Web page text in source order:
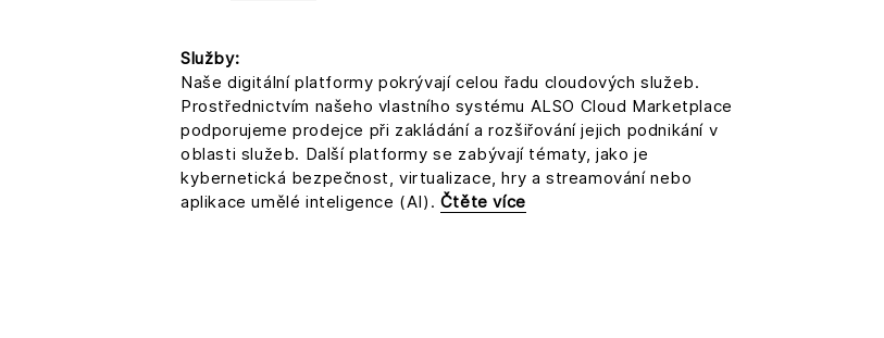
Služby:
Naše digitální platformy pokrývají celou řadu cloudových služeb.
Prostřednictvím našeho vlastního systému ALSO Cloud Marketplace
podporujeme prodejce při zakládání a rozšiřování jejich podnikání v
oblasti služeb. Další platformy se zabývají tématy, jako je
kybernetická bezpečnost, virtualizace, hry a streamování nebo
aplikace umělé inteligence (AI). Čtěte více